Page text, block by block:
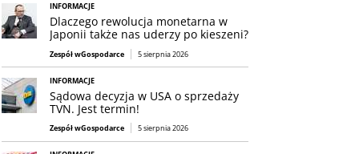
INFORMACJE
Dlaczego rewolucja monetarna w
Japonii także nas uderzy po kieszeni?
Zespół wGospodarce 5 sierpnia 2026
INFORMACJE
Sądowa decyzja w USA o sprzedaży
TVN. Jest termin!
Zespół wGospodarce 5 sierpnia 2026